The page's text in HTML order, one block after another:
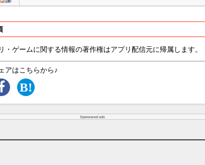
・ゲームに関する情報の著作権はアプリ配信元に帰属します。
アはこちらから♪
Sponsored ads